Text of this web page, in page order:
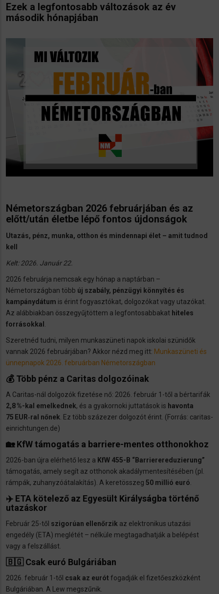
Ezek a legfontosabb változások az év
második hónapjában
Németországban 2026 februárjában és az
előtt/után életbe lépő fontos újdonságok
Utazás, pénz, munka, otthon és mindennapi élet – amit tudnod
kell
Kelt: 2026. Január 22.
2026 februárja nemcsak egy hónap a naptárban –
Németországban több új szabály, pénzügyi könnyítés és
kampánydátum is érint fogyasztókat, dolgozókat vagy utazókat.
Az alábbiakban összegyűjtöttem a legfontosabbakat hiteles
forrásokkal
Szeretnéd tudni, milyen munkaszüneti napok iskolai szünidők
vannak 2026 februárjában? Akkor nézd meg itt: Munkaszüneti és
ünnepnapok 2026. februárban Németországban
💰 Több pénz a Caritas dolgozóinak
A Caritas-nál dolgozók fizetése nő: 2026. február 1-től a bértarifák
2,8 %-kal emelkednek, és a gyakornoki juttatások is havonta
75 EUR‑ral nőnek . Ez több százezer dolgozót érint. (Forrás: caritas-
einrichtungen.de)
🏡 KfW támogatás a barriere-mentes otthonokhoz
2026-ban újra elérhető lesz a KfW 455-B “Barrierereduzierung”
támogatás, amely segít az otthonok akadálymentesítésében (pl.
rámpák, zuhanyzóátalakítás). A keretösszeg 50 millió euró
✈️ ETA kötelező az Egyesült Királyságba történő
utazáskor
Február 25-től szigorúan ellenőrzik az elektronikus utazási
engedély (ETA) meglétét – nélküle megtagadhatják a belépést
vagy a felszállást.
🇧🇬 Csak euró Bulgáriában
2026. február 1-től csak az eurót fogadják el fizetőeszközként
Bulgáriában. A Lew megszűnik.